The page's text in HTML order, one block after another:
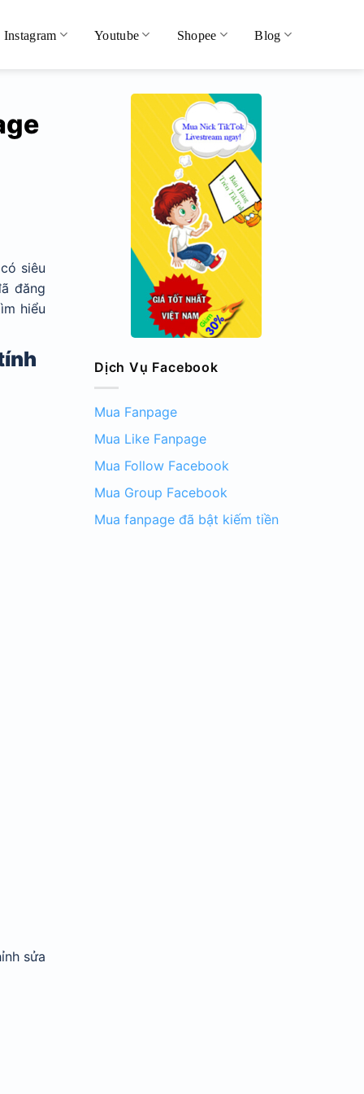
Instagram Youtube Shopee Blog
siêu
đăng
hiểu
sửa
Dịch Vụ Facebook
Mua Fanpage
Mua Like Fanpage
Mua Follow Facebook
Mua Group Facebook
Mua fanpage đã bật kiếm tiền